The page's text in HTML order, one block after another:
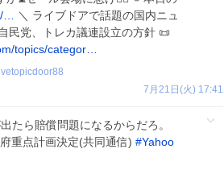
＼ ライブドアで話題の国内ニュ
民党、トレカ議連設立の方針 📜
topics/categor…
7月21日(火) 17:41
たら賠償問題になるからだろ。
重点計画決定(共同通信) #Yahoo